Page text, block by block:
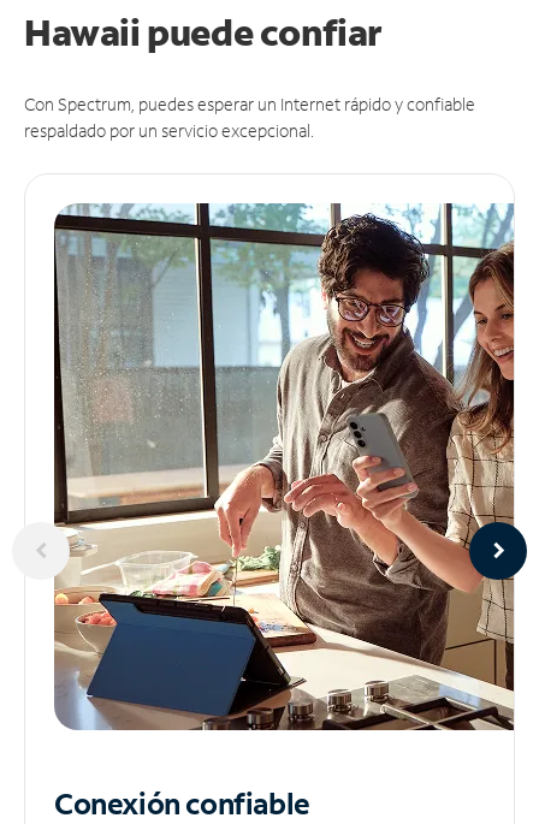
Hawaii puedeconfiar
Con Spectrum, puedes esperar un Internet rápido y confiable
respaldado por un servicio excepcional.
Conexión confiable